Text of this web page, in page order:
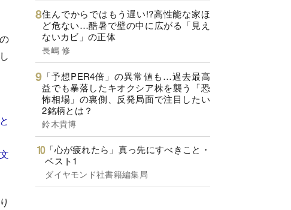
住んでからではもう遅い!?高性能な家ほ
ど危ない…酷暑で壁の中に広がる「見え
ないカビ」の正体
長嶋 修
「予想PER4倍」の異常値も…過去最高
益でも暴落したキオクシア株を襲う「恐
怖相場」の裏側、反発局面で注目したい
2銘柄とは？
鈴木貴博
「心が疲れたら」真っ先にすべきこと・
ベスト1
ダイヤモンド社書籍編集局